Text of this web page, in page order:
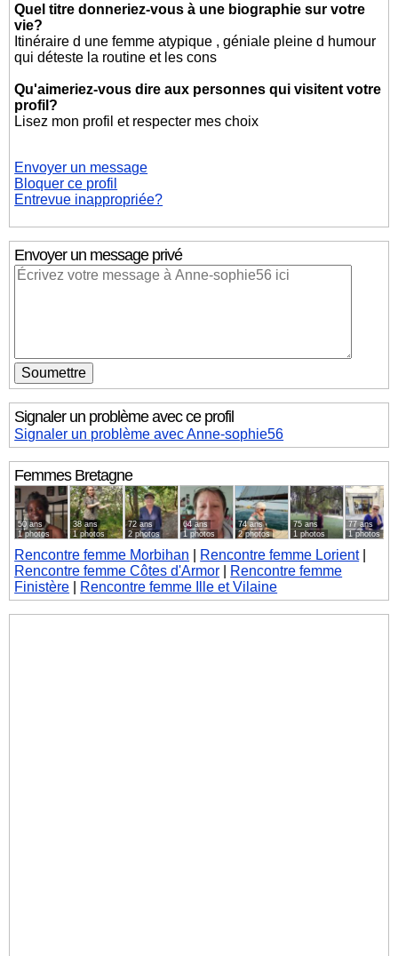
Quel titre donneriez-vous à une biographie sur votre
vie?
Itinéraire d une femme atypique , géniale pleine d humour
qui déteste la routine et les cons
Qu'aimeriez-vous dire aux personnes qui visitent votre
profil?
Lisez mon profil et respecter mes choix
Envoyer un message
Bloquer ce profil
Entrevue inappropriée?
Envoyer un message privé
Signaler un problème avec ce profil
Signaler un problème avec Anne-sophie56
FemmesBretagne
50 ans
1 photos
38 ans
1 photos
72 ans
2 photos
64 ans
1 photos
74 ans
2 photos
75 ans
1 photos
77 ans
1 photos
Rencontre femme Morbihan Rencontre femme Lorient|
Rencontre femme Côtes d'Armor
Rencontre femme
Finistère
Rencontre femme Ille et Vilaine